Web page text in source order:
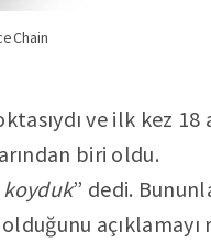
ve ilk kez 18
biri oldu.
” dedi.
açıklamayı